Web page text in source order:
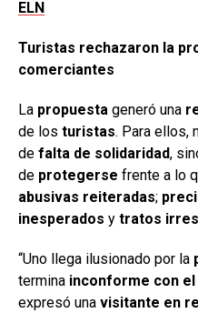
ELN
Turistas rechazaron la
comerciantes
La propuesta generó una
de los turistas. Para ellos,
de falta de solidaridad,
de protegerse frente a lo
abusivas reiteradas;
inesperados y tratos
“Uno llega ilusionado por la
termina inconforme con
expresó una visitante en